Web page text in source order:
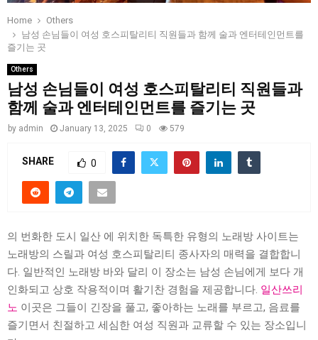
Home
Others
남성 손님들이 여성 호스피탈리티 직원들과 함께 술과 엔터테인먼트를
즐기는 곳
Others
남성 손님들이 여성 호스피탈리티 직원들과
함께 술과 엔터테인먼트를 즐기는 곳
by admin January 13, 2025 0 579
SHARE 0
의 번화한 도시 일산 에 위치한 독특한 유형의 노래방 사이트는
노래방의 스릴과 여성 호스피탈리티 종사자의 매력을 결합합니
다. 일반적인 노래방 바와 달리 이 장소는 남성 손님에게 보다 개
인화되고 상호 작용적이며 활기찬 경험을 제공합니다. 일산쓰리
노 이곳은 그들이 긴장을 풀고, 좋아하는 노래를 부르고, 음료를
즐기면서 친절하고 세심한 여성 직원과 교류할 수 있는 장소입니